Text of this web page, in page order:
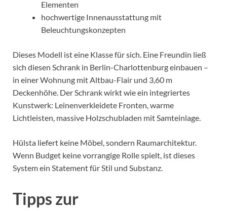
Elementen
hochwertige Innenausstattung mit
Beleuchtungskonzepten
Dieses Modell ist eine Klasse für sich. Eine Freundin ließ
sich diesen Schrank in Berlin-Charlottenburg einbauen –
in einer Wohnung mit Altbau-Flair und 3,60 m
Deckenhöhe. Der Schrank wirkt wie ein integriertes
Kunstwerk: Leinenverkleidete Fronten, warme
Lichtleisten, massive Holzschubladen mit Samteinlage.
Hülsta liefert keine Möbel, sondern Raumarchitektur.
Wenn Budget keine vorrangige Rolle spielt, ist dieses
System ein Statement für Stil und Substanz.
Tipps zur